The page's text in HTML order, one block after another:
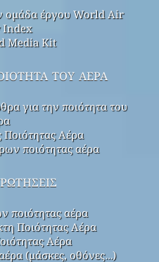
ομάδα έργου World Air
Index
Media Kit
του αέρα
για την ποιότητα του
Ποιότητας Αέρα
ποιότητας αέρα
ποιότητας αέρα
Ποιότητας Αέρα
Αέρα
(μάσκες, οθόνες…)